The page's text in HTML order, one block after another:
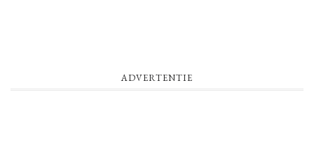
ADVERTENTIE